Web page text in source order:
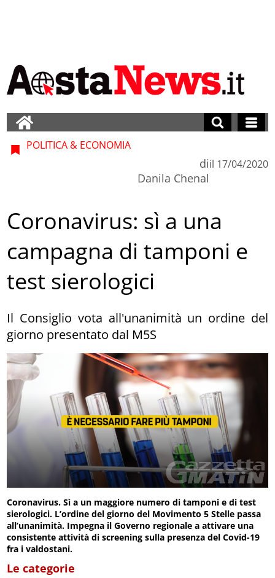
POLITICA & ECONOMIA
di
Danila Chenal
il 17/04/2020
Coronavirus: sì a una
campagna di tamponi e
test sierologici
Il Consiglio vota all'unanimità un ordine del
giorno presentato dal M5S
Coronavirus. Sì a un maggiore numero di tamponi e di test
sierologici. L’ordine del giorno del Movimento 5 Stelle passa
all’unanimità. Impegna il Governo regionale a attivare una
consistente attività di screening sulla presenza del Covid-19
fra i valdostani.
Le categorie